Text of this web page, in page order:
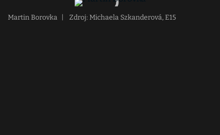
Martin Borovka Zdroj: Michaela Szkanderová, E15